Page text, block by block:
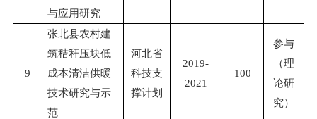
与应用研究
9
张北县农村建
筑秸秆压块低
成本清洁供暖
技术研究与示
范
河北省
科技支
撑计划
2019-
2021
100
参与
（理
论研
究）